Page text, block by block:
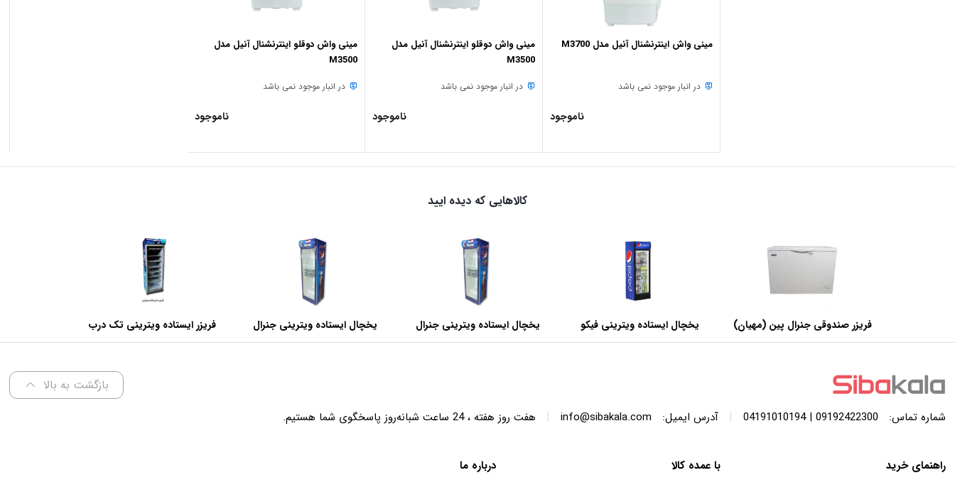
مینی واش اینترنشنال آنیل مدل M3700
در انبار موجود نمی باشد
ناموجود
مینی واش دوقلو اینترنشنال آنیل مدل
M3500
در انبار موجود نمی باشد
ناموجود
مینی واش دوقلو اینترنشنال آنیل مدل
M3500
در انبار موجود نمی باشد
ناموجود
کالاهایی که دیده ایید
فریزر صندوقی جنرال پین (مهیان)
با ظرفیت 440 لیتر
یخچال ایستاده ویترینی فیکو
عرض 60 سانتی متر
یخچال ایستاده ویترینی جنرال
عرض 60 سانتی متر
یخچال ایستاده ویترینی جنرال
عرض 70 سانتی متر
فریزر ایستاده ویترینی تک درب
عرض 70 سانتی متر
بازگشت به بالا
شماره تماس: 09192422300 | 04191010194
| آدرس ایمیل: info@sibakala.com
| هفت روز هفته ، 24 ساعت شبانه‌روز پاسخگوی شما هستیم.
راهنمای خرید با عمده کالا درباره ما